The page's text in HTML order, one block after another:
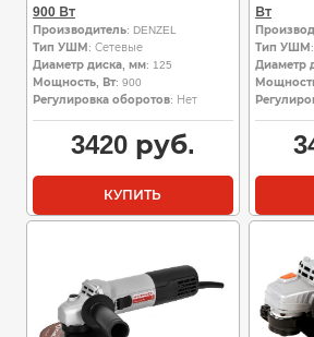
900 Вт
Производитель: DENZEL
Тип УШМ : Сетевые
Диаметр диска, мм: 125
Мощность, Вт: 900
Регулировка оборотов: Нет
3420руб.
КУПИТЬ
Вт
Тип УШМ
Диаметр